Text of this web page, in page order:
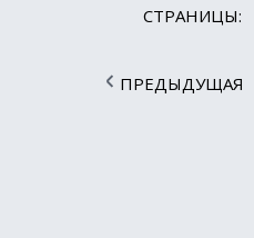
СТРАНИЦЫ:
ПРЕДЫДУЩАЯ